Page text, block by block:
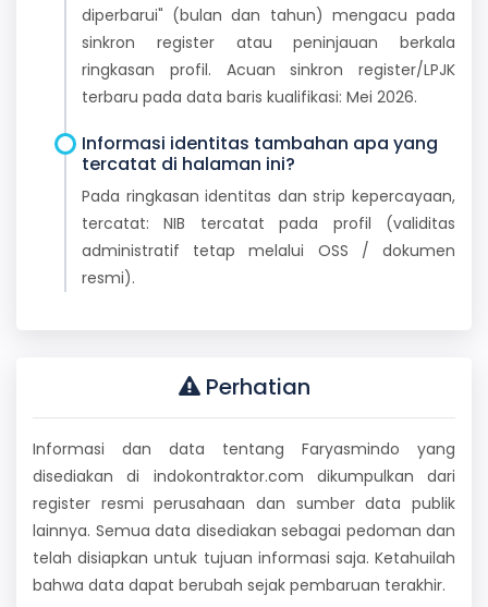
diperbarui" (bulan dan tahun) mengacu pada
sinkron register atau peninjauan berkala
ringkasan profil. Acuan sinkron register/LPJK
terbaru pada data baris kualifikasi: Mei 2026.
Informasi identitas tambahan apa yang
tercatat di halaman ini?
Pada ringkasan identitas dan strip kepercayaan,
tercatat: NIB tercatat pada profil (validitas
administratif tetap melalui OSS / dokumen
resmi).
Perhatian
Informasi dan data tentang Faryasmindo yang
disediakan di indokontraktor.com dikumpulkan dari
register resmi perusahaan dan sumber data publik
lainnya. Semua data disediakan sebagai pedoman dan
telah disiapkan untuk tujuan informasi saja. Ketahuilah
bahwa data dapat berubah sejak pembaruan terakhir.